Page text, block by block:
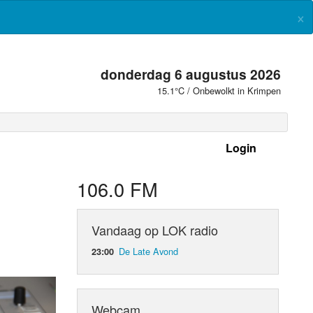
×
donderdag 6 augustus 2026
15.1°C / Onbewolkt in Krimpen
Login
106.0 FM
Vandaag op LOK radio
23:00 De Late Avond
Webcam